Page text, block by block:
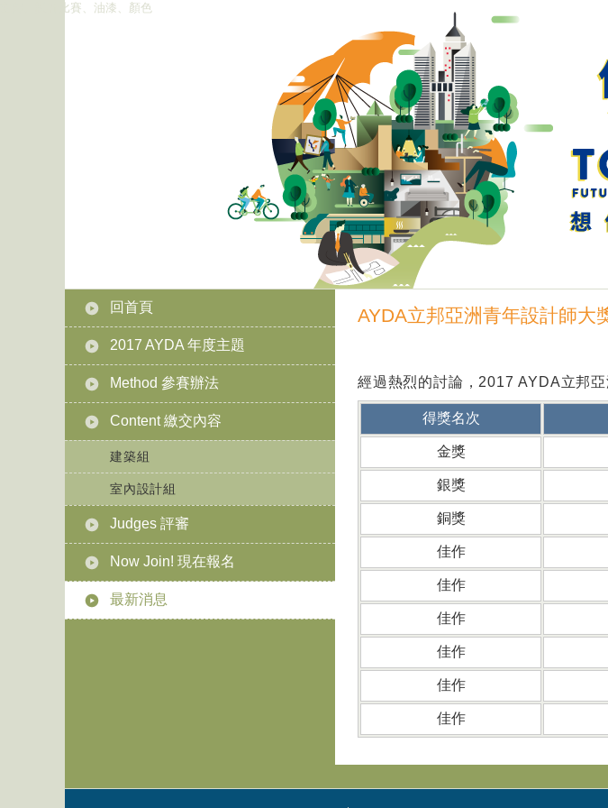
立邦、設計比賽、油漆、顏色
回首頁
2017 AYDA 年度主題
Method 參賽辦法
Content 繳交內容
建築組
室內設計組
Judges 評審
Now Join! 現在報名
最新消息
AYDA立邦亞洲青年設計師大
經過熱烈的討論，2017 AYDA立邦
得獎名次
金獎
銀獎
銅獎
佳作
佳作
佳作
佳作
佳作
佳作